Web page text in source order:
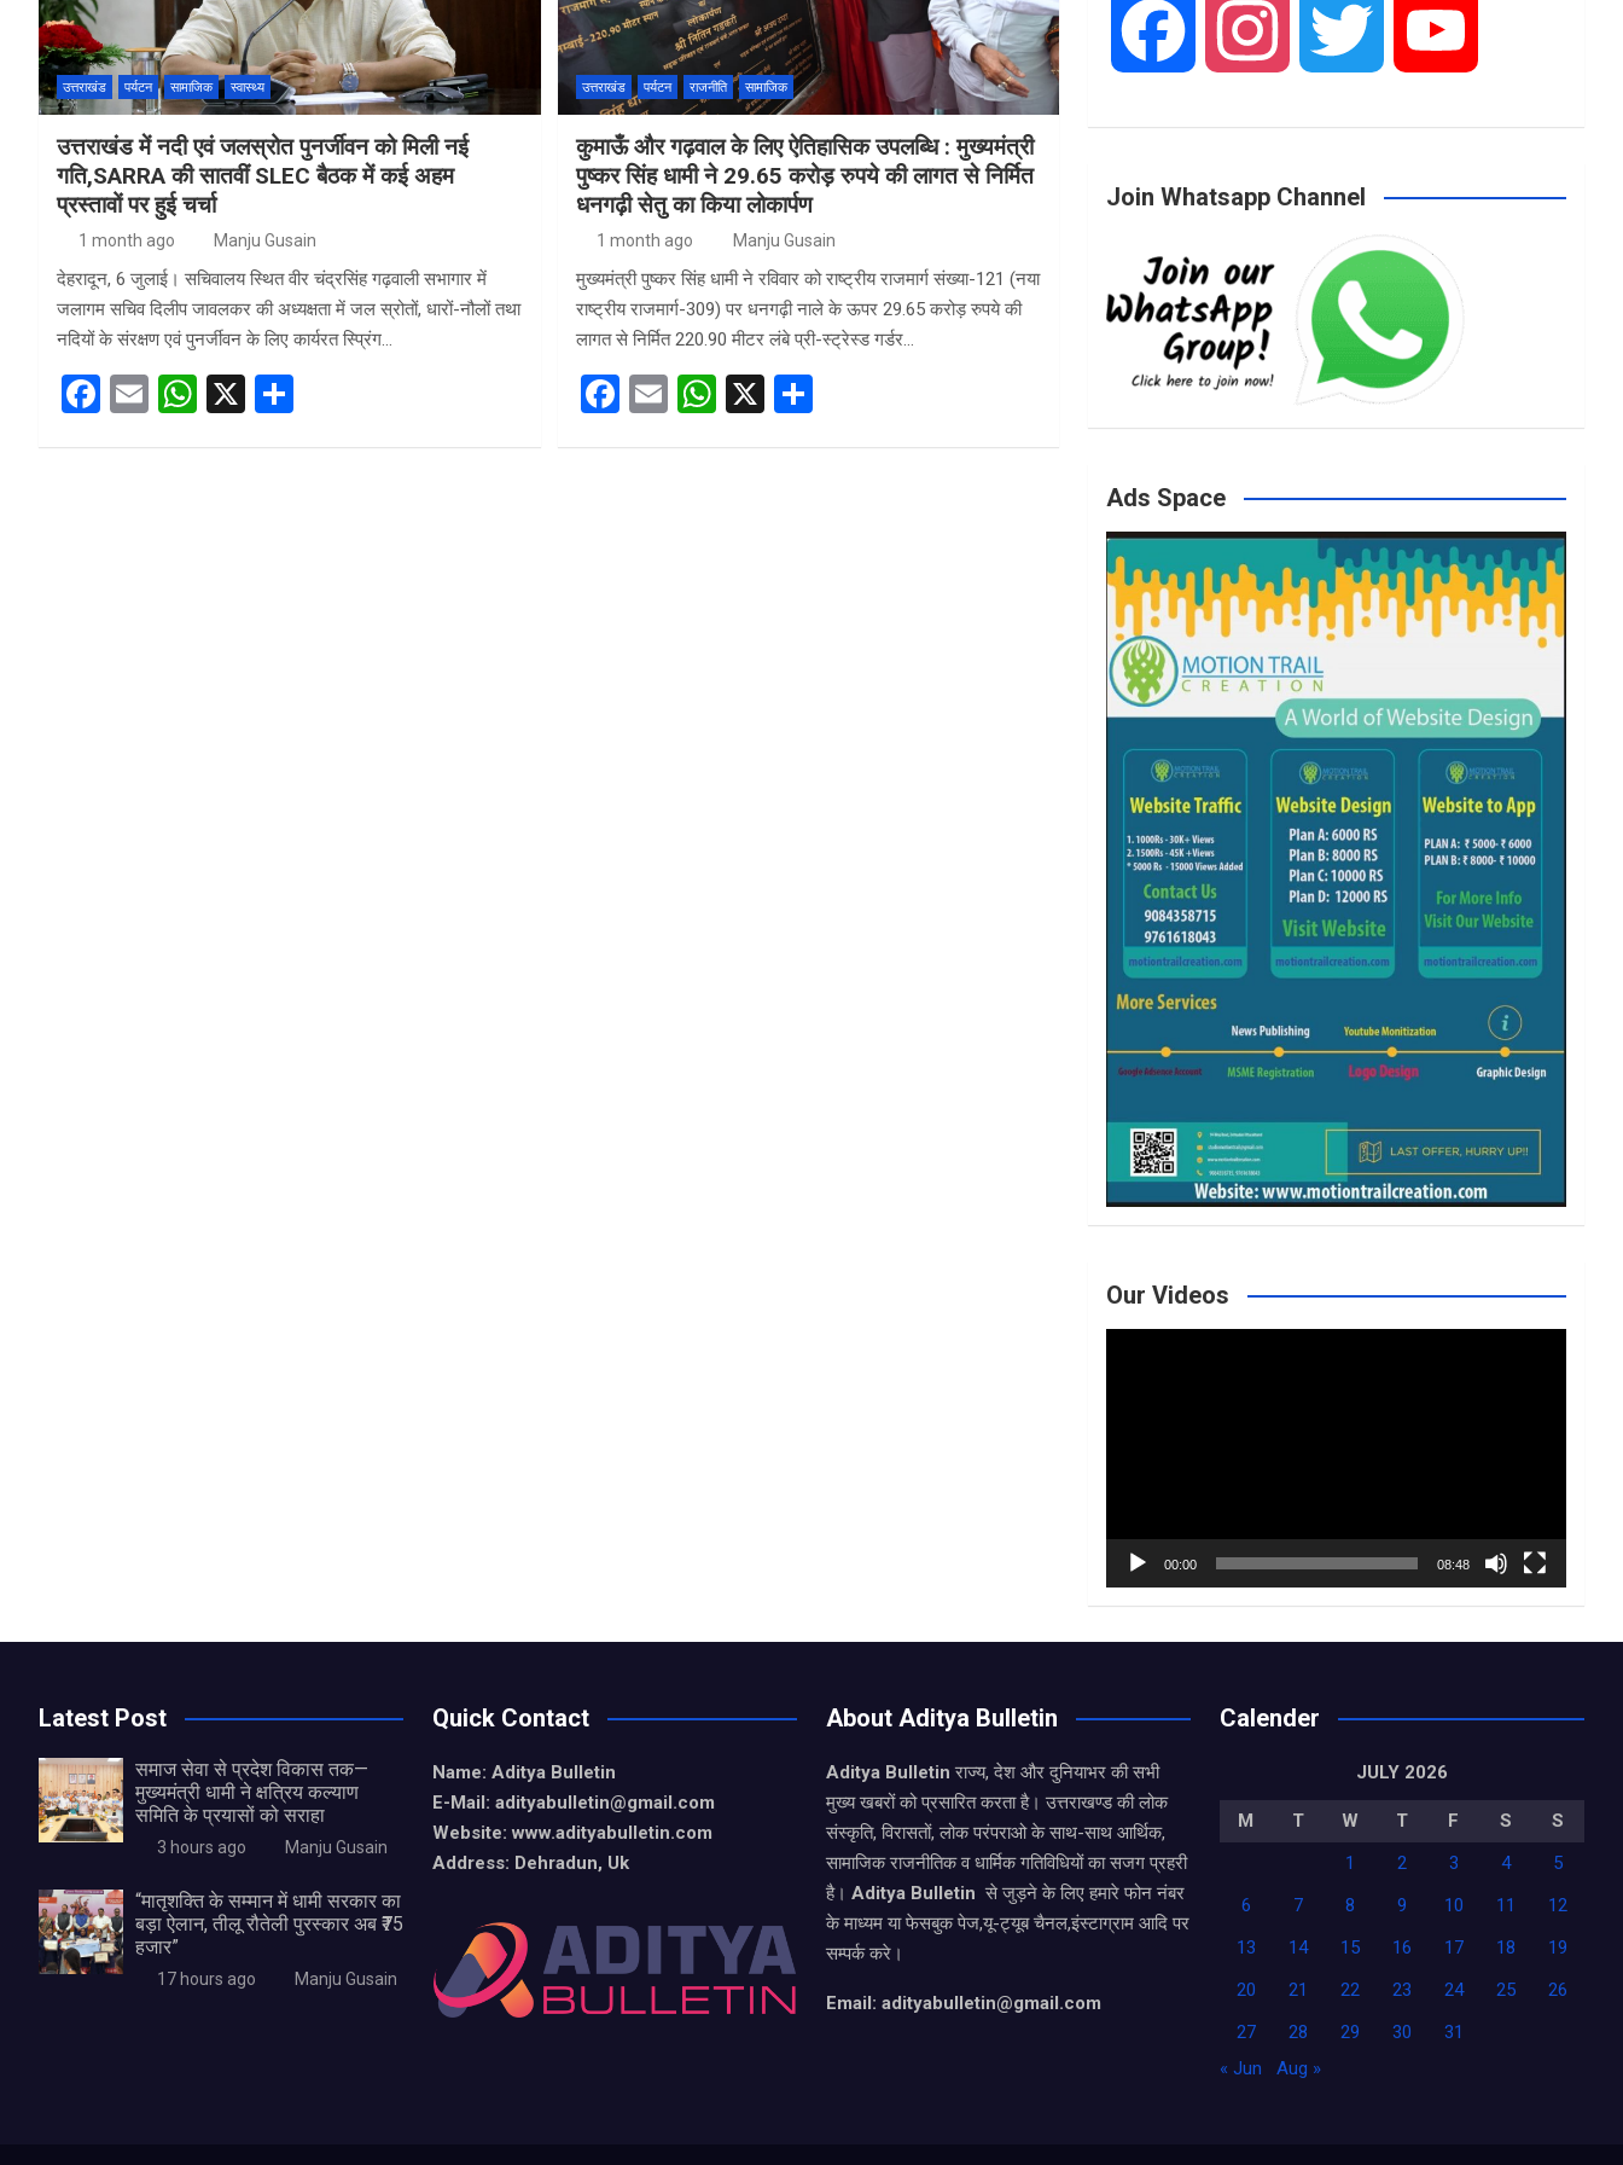
उत्तराखंड पर्यटन सामाजिक स्वास्थ्य
उत्तराखंड में नदी एवं जलस्रोत पुनर्जीवन को मिली नई
गति,SARRA की सातवीं SLEC बैठक में कई अहम
प्रस्तावों पर हुई चर्चा
1 month ago Manju Gusain
देहरादून, 6 जुलाई। सचिवालय स्थित वीर चंद्रसिंह गढ़वाली सभागार में
जलागम सचिव दिलीप जावलकर की अध्यक्षता में जल स्रोतों, धारों-नौलों तथा
नदियों के संरक्षण एवं पुनर्जीवन के लिए कार्यरत स्प्रिंग…
F
E
W X
उत्तराखंड पर्यटन राजनीति सामाजिक
कुमाऊँ और गढ़वाल के लिए ऐतिहासिक उपलब्धि : मुख्यमंत्री
पुष्कर सिंह धामी ने 29.65 करोड़ रुपये की लागत से निर्मित
धनगढ़ी सेतु का किया लोकार्पण
1 month ago Manju Gusain
मुख्यमंत्री पुष्कर सिंह धामी ने रविवार को राष्ट्रीय राजमार्ग संख्या-121 (नया
राष्ट्रीय राजमार्ग-309) पर धनगढ़ी नाले के ऊपर 29.65 करोड़ रुपये की
लागत से निर्मित 220.90 मीटर लंबे प्री-स्ट्रेस्ड गर्डर…
F E W X S
c
e
b
o
k
s
r
a
m
i
r
u
e
Join Whatsapp Channel
Ads Space
Our Videos
00:00 08:48
Latest Post
समाज सेवा से प्रदेश विकास तक—
मुख्यमंत्री धामी ने क्षत्रिय कल्याण
समिति के प्रयासों को सराहा
3 hours ago Manju Gusain
“मातृशक्ति के सम्मान में धामी सरकार का
बड़ा ऐलान, तीलू रौतेली पुरस्कार अब ₹75
हजार”
17 hours ago Manju Gusain
Quick Contact
Name: Aditya Bulletin
E-Mail: adityabulletin@gmail.com
Website: www.adityabulletin.com
Address: Dehradun, Uk
About Aditya Bulletin
Aditya Bulletinराज्य, देश और दुनियाभर की सभी
मुख्य खबरों को प्रसारित करता है। उत्तराखण्ड की लोक
संस्कृति, विरासतों, लोक परंपराओ के साथ-साथ आर्थिक,
सामाजिक राजनीतिक व धार्मिक गतिविधियों का सजग प्रहरी
है। Aditya Bulletin से जुड़ने के लिए हमारे फोन नंबर
के माध्यम या फेसबुक पेज,यू-ट्यूब चैनल,इंस्टाग्राम आदि पर
सम्पर्क करे।
Email: adityabulletin@gmail.com
Calender
JULY 2026
M T W T F S
S
1
2 3 4
5
6
7 8 9 10 11
12
13
14 15 16 17 18
19
20
21 22 23 24 25
26
27
28 29 30
31
« Jun
Aug »